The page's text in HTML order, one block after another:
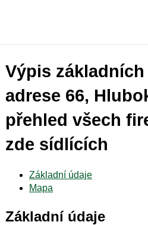
Výpis
adrese 66,
přehled všech
zde sídlících
Základní údaje
Mapa
Základní údaje